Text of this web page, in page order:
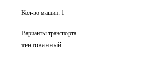
Кол-во машин: 1
Варианты транспорта
тентованный